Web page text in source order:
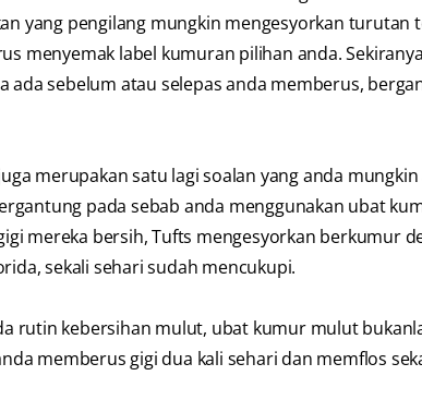
yang pengilang mungkin mengesyorkan turutan
menyemak label kumuran pilihan anda.
sebelum atau selepas anda memberus,
merupakan satu lagi soalan yang anda mungkin
pada sebab anda menggunakan ubat
mereka bersih, Tufts mengesyorkan berkumur
sekali sehari sudah mencukupi.
rutin kebersihan mulut, ubat kumur mulut
memberus gigi dua kali sehari dan memflos